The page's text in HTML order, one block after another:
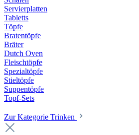
Servierplatten
Tabletts
Töpfe
Bratentöpfe
Bräter
Dutch Oven
Fleischtöpfe
Spezialtöpfe
Stieltöpfe
Suppentöpfe
Topf-Sets
Zur Kategorie Trinken